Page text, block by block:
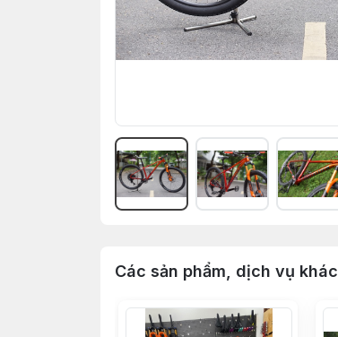
Các sản phẩm, dịch vụ khác